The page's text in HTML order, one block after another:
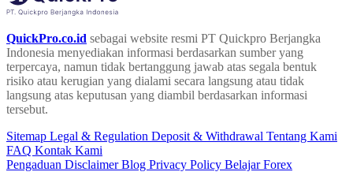
QuickPro.co.id sebagai website resmi PT Quickpro Berjangka
Indonesia menyediakan informasi berdasarkan sumber yang
terpercaya, namun tidak bertanggung jawab atas segala bentuk
risiko atau kerugian yang dialami secara langsung atau tidak
langsung atas keputusan yang diambil berdasarkan informasi
tersebut.
Sitemap Legal & Regulation Deposit & Withdrawal Tentang Kami
FAQ Kontak Kami
Pengaduan DisclaimerBlog Privacy Policy Belajar Forex